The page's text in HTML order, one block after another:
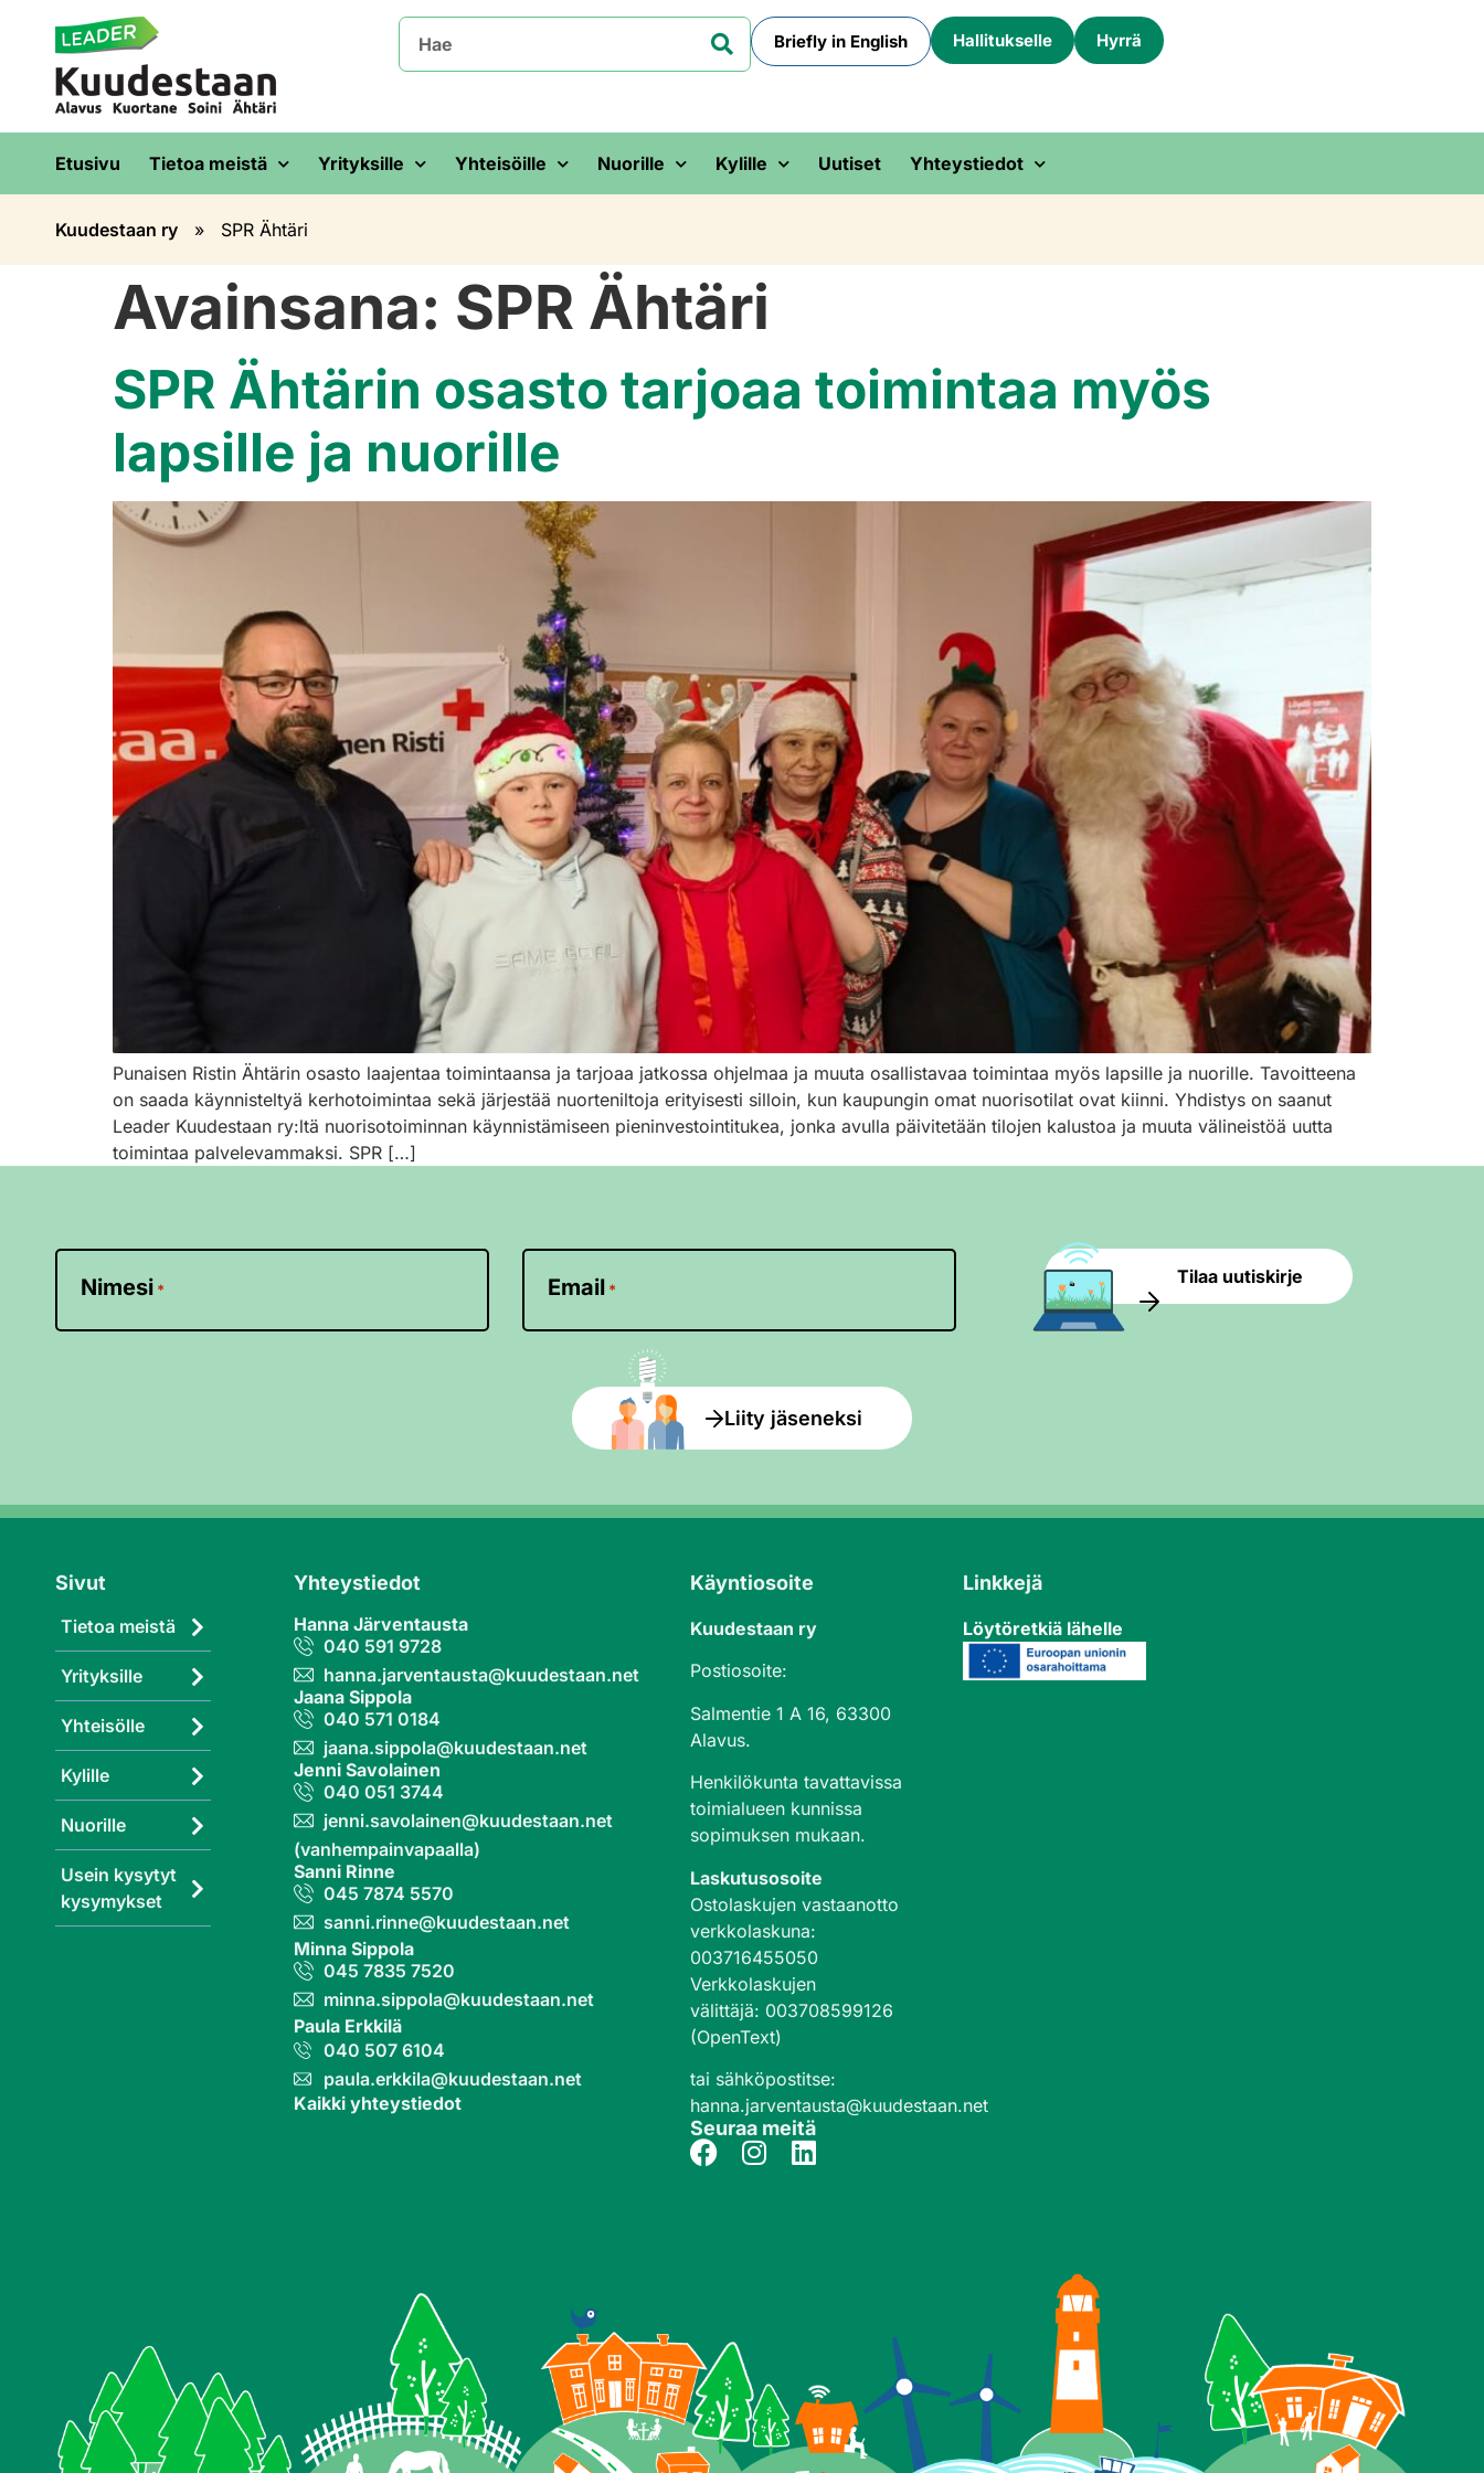
Briefly in English Hallitukselle Hyrrä
Etusivu Tietoa meistä Yrityksille Yhteisöille Nuorille Kylille Uutiset Yhteystiedot
Kuudestaan ry » SPR Ähtäri
Avainsana: SPR Ähtäri
SPR Ähtärin osasto tarjoaa toimintaa myös
lapsille ja nuorille
Punaisen Ristin Ähtärin osasto laajentaa toimintaansa ja tarjoaa jatkossa ohjelmaa ja muuta osallistavaa toimintaa myös lapsille ja nuorille. Tavoitteena
on saada käynnisteltyä kerhotoimintaa sekä järjestää nuorteniltoja erityisesti silloin, kun kaupungin omat nuorisotilat ovat kiinni. Yhdistys on saanut
Leader Kuudestaan ry:ltä nuorisotoiminnan käynnistämiseen pieninvestointitukea, jonka avulla päivitetään tilojen kalustoa ja muuta välineistöä uutta
toimintaa palvelevammaksi. SPR […]
Nimesi * Email *
Tilaa uutiskirje
Liity jäseneksi
Sivut
Tietoa meistä
Yrityksille
Yhteisölle
Kylille
Nuorille
Usein kysytyt
kysymykset
Yhteystiedot
Hanna Järventausta
040 591 9728
hanna.jarventausta@kuudestaan.net
Jaana Sippola
040 571 0184
jaana.sippola@kuudestaan.net
Jenni Savolainen
040 051 3744
jenni.savolainen@kuudestaan.net
(vanhempainvapaalla)
Sanni Rinne
045 7874 5570
sanni.rinne@kuudestaan.net
Minna Sippola
045 7835 7520
minna.sippola@kuudestaan.net
Paula Erkkilä
040 507 6104
paula.erkkila@kuudestaan.net
Kaikki yhteystiedot
Käyntiosoite
Kuudestaan ry
Postiosoite:
Salmentie 1 A 16, 63300
Alavus.
Henkilökunta tavattavissa
toimialueen kunnissa
sopimuksen mukaan.
Laskutusosoite
Ostolaskujen vastaanotto
verkkolaskuna:
003716455050
Verkkolaskujen
välittäjä: 003708599126
(OpenText)
tai sähköpostitse:
hanna.jarventausta@kuudestaan.net
Seuraa meitä
Linkkejä
Löytöretkiä lähelle